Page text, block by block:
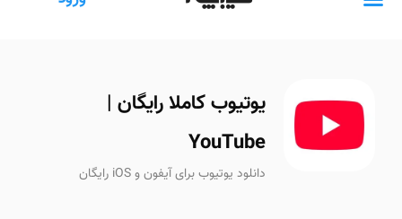
یوتیوب کاملا رایگان |
YouTube
دانلود یوتیوب برای آیفون و iOS رایگان